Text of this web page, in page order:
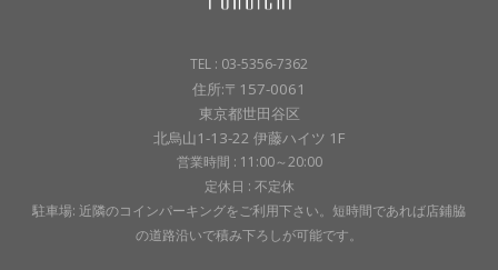
TEL : 03-5356-7362
住所:〒157-0061
東京都世田谷区
北烏山1-13-22 伊藤ハイツ 1F
営業時間 : 11:00～20:00
定休日 : 不定休
駐車場: 近隣のコインパーキングをご利用下さい。短時間であれば店鋪脇
の道路沿いで積み下ろしが可能です。